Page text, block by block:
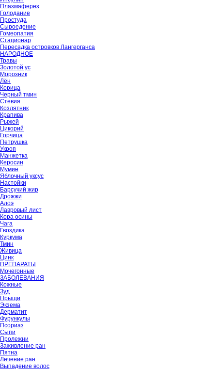
Плазмаферез
Голодание
Простуда
Сыроедение
Гомеопатия
Стационар
Пересадка островков Лангерганса
НАРОДНОЕ
Травы
Золотой ус
Морозник
Лён
Корица
Черный тмин
Стевия
Козлятник
Крапива
Рыжей
Цикорий
Горчица
Петрушка
Укроп
Манжетка
Керосин
Мумиё
Яблочный уксус
Настойки
Барсучий жир
Дрожжи
Алоэ
Лавровый лист
Кора осины
Чага
Гвоздика
Куркума
Тмин
Живица
Цинк
ПРЕПАРАТЫ
Мочегонные
ЗАБОЛЕВАНИЯ
Кожные
Зуд
Прыщи
Экзема
Дерматит
Фурункулы
Псориаз
Сыпи
Пролежни
Заживление ран
Пятна
Лечение ран
Выпадение волос